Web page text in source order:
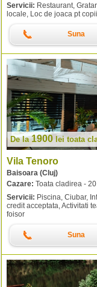
Servicii: Restaurant,
locale, Loc de joaca pt
Suna
De la1900 lei toata
Vila Tenoro
Baisoara (Cluj)
Cazare: Toata cladirea -
Servicii: Piscina, Ciubar,
credit acceptata, Activitati
foisor
Suna